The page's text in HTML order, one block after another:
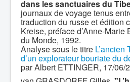
dans les sanctuaires du
journaux de voyage tenus
traduction du russe et édition
Kreise, préface d’Anne-
du Monde, 1992.
Analyse sous le titre L’ancien
d’un explorateur bouriate du
par Albert ETTINGER, 17/06/